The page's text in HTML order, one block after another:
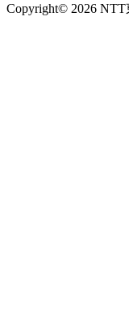
Copyright© 2026